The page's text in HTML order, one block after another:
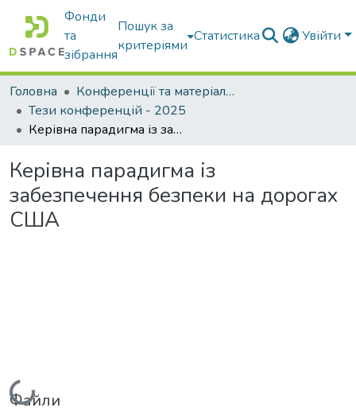
Фонди
та
зібрання
Пошук за
критеріями
Статистика Увійти
Головна
Конференції та матеріали конференцій
Тези конференцій - 2025
Керівна парадигма із забезпечення безпеки на дорогах США
Керівна парадигма із
забезпечення безпеки на дорогах
США
Вантажиться...
Файли